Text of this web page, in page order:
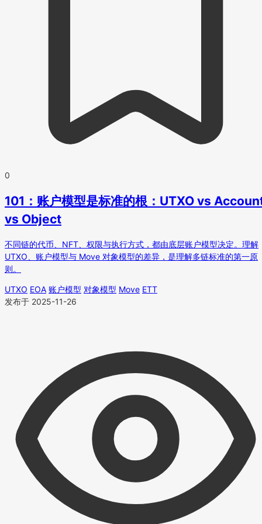
0
101：账户模型是标准的根：UTXO vs
vs Object
不同链的代币、NFT、权限与执行方式，都由底层账户模型决定。理解
UTXO、账户模型与 Move 对象模型的差异，是理解多链标准的第一原
则。
UTXO EOA 账户模型 对象模型 Move ETT
发布于 2025-11-26